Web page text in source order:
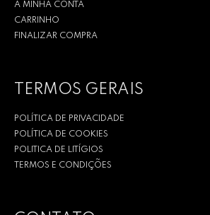
A MINHA CONTA
CARRINHO
FINALIZAR COMPRA
TERMOS GERAIS
POLÍTICA DE PRIVACIDADE
POLÍTICA DE COOKIES
POLITICA DE LITÍGIOS
TERMOS E CONDIÇÕES